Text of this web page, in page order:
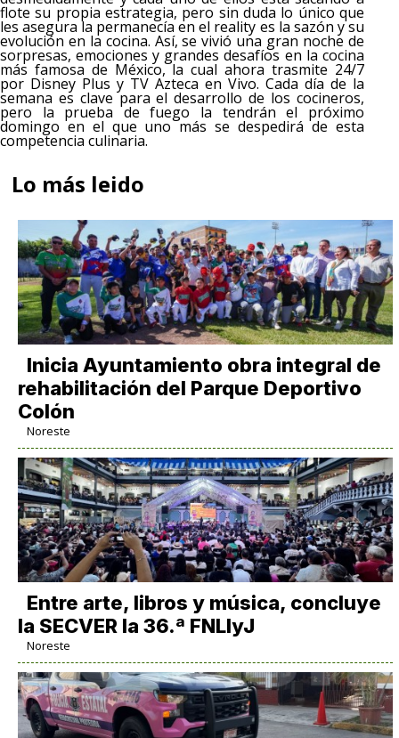
flote su propia estrategia, pero sin duda lo único que
les asegura la permanecía en el reality es la sazón y su
evolución en la cocina. Así, se vivió una gran noche de
sorpresas, emociones y grandes desafíos en la cocina
más famosa de México, la cual ahora trasmite 24/7
por Disney Plus y TV Azteca en Vivo. Cada día de la
semana es clave para el desarrollo de los cocineros,
pero la prueba de fuego la tendrán el próximo
domingo en el que uno más se despedirá de esta
competencia culinaria.
Lo más leido
Inicia Ayuntamiento obra integral de
rehabilitación del Parque Deportivo
Colón
Noreste
Entre arte, libros y música, concluye
la SECVER la 36.ª FNLIyJ
Noreste